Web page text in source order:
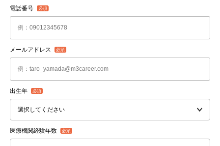
電話番号
メールアドレス
出生年
医療機関経験年数